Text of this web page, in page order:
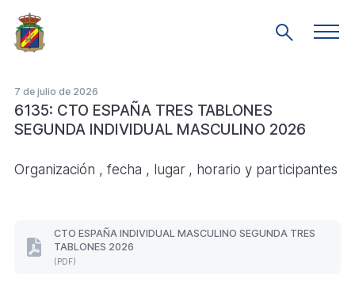
Saltar
al
contenido
Mostrar
7 de julio de 2026
6135: CTO ESPAÑA TRES TABLONES
SEGUNDA INDIVIDUAL MASCULINO 2026
Organización , fecha , lugar , horario y participantes
CTO ESPAÑA INDIVIDUAL MASCULINO SEGUNDA TRES
TABLONES 2026
(PDF)
CTO
ESPAÑA